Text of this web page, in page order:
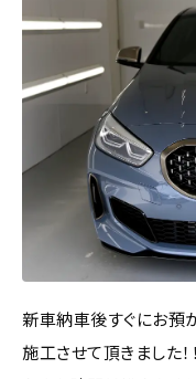
新車納車後すぐにお預
施工させて頂きました！！